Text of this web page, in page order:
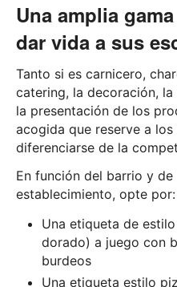
Una amplia
dar vida a sus
Tanto si es carnicero,
catering, la decoración,
la presentación de los
acogida que reserve a
diferenciarse de la
En función del barrio y
establecimiento, opte por:
Una etiqueta de
dorado) a juego con
burdeos
Una etiqueta estilo